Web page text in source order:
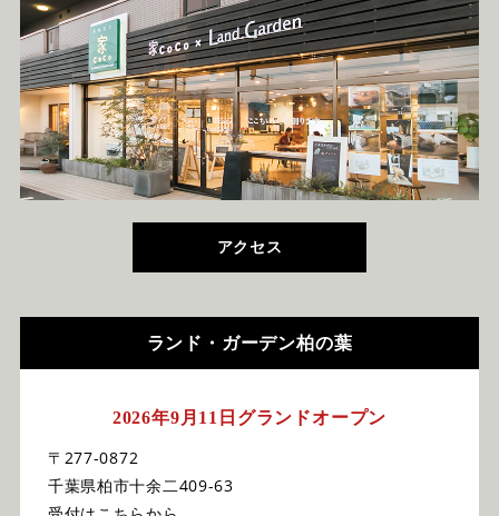
アクセス
ランド・ガーデン柏の葉
2026年9月11日グランドオープン
〒277-0872
千葉県柏市十余二409-63